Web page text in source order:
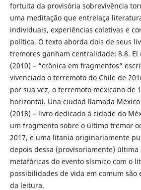
fortuita da provisória sobrevivência
uma meditação que entrelaça
individuais, experiências coletivas e
política. O texto aborda dois de seus
tremores ganham centralidade: 8.8. El
(2010) – “crônica em fragmentos”
vivenciado o terremoto do Chile de
por sua vez, o terremoto mexicano de
horizontal. Una ciudad llamada México
(2018) – livro dedicado à cidade do
um fragmento sobre o último tremor
2017, e uma litania originariamente
depois dessa (provisoriamente) última
metafóricas do evento sísmico com o
possibilidades de vida em comum são
da leitura.